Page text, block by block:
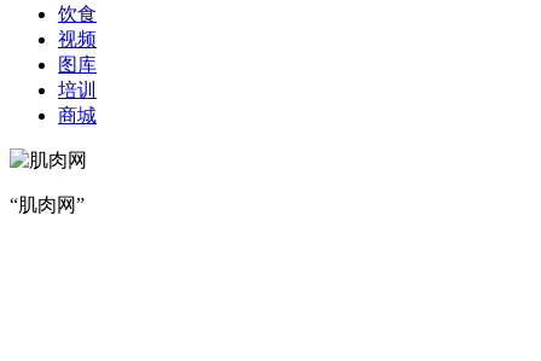
饮食
视频
图库
培训
商城
“肌肉网”